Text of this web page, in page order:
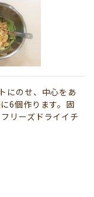
にのせ、中心をあ
6個作ります。固
リーズドライイチ